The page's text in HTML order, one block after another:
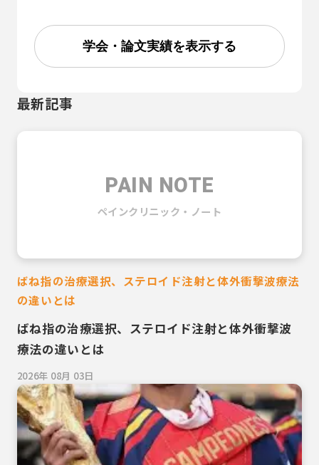
学会・論文実績を表示する
最新記事
ばね指の治療選択、ステロイド注射と体外衝撃波療法
の違いとは
ばね指の治療選択、ステロイド注射と体外衝撃波
療法の違いとは
2026年 08月 03日
PAIN NOTE
ペインクリニック・ノート